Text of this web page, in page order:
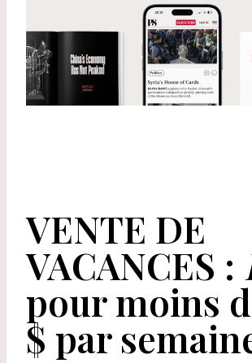
VENTE DE
VACANCES :
pour moins
$ par